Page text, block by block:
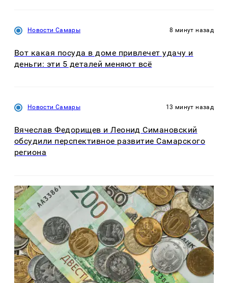
Новости Самары 8 минут назад
Вот какая посуда в доме привлечет удачу и
деньги: эти 5 деталей меняют всё
Новости Самары 13 минут назад
Вячеслав Федорищев и Леонид Симановский
обсудили перспективное развитие Самарского
региона